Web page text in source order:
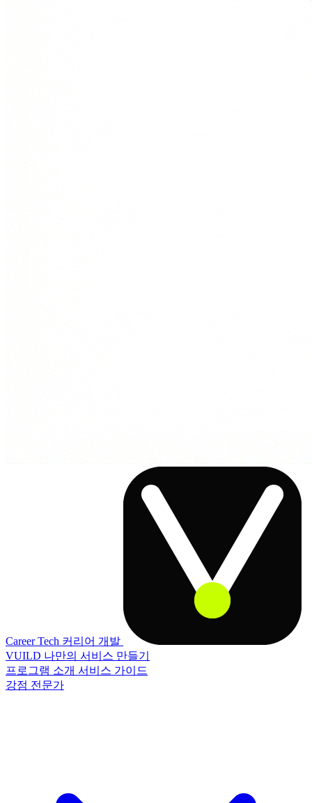
Career Tech 커리어 개발
VUILD 나만의 서비스 만들기
프로그램 소개 서비스 가이드
강점 전문가